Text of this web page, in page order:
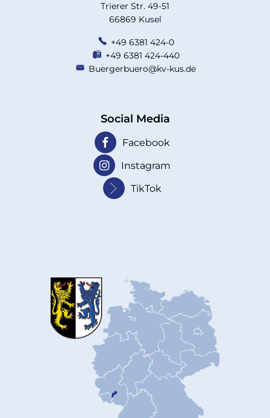
Trierer Str. 49-51
66869 Kusel
+49 6381 424-0
+49 6381 424-440
Buergerbuero@kv-kus.de
Social Media
Facebook
Instagram
TikTok